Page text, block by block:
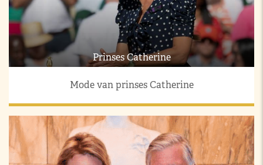
Prinses Catherine
Mode van prinses Catherine